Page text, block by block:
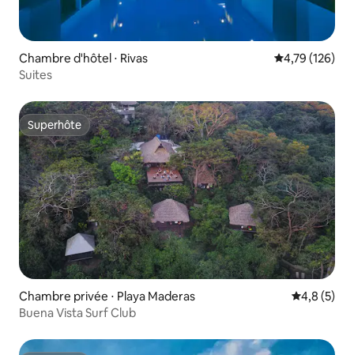
Chambre d'hôtel ⋅ Rivas Évaluation
4,79 (126)
Suites
Superhôte
Superhôte
Chambre privée ⋅ Playa Maderas Évaluation
4,8 (5)
Buena Vista Surf Club